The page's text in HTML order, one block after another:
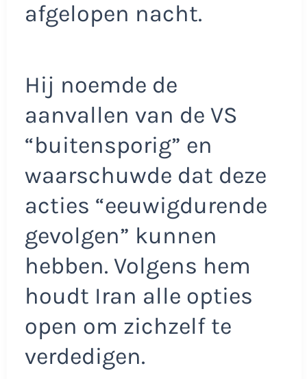
afgelopen nacht.
Hij noemde de
aanvallen van de VS
“buitensporig” en
waarschuwde dat deze
acties “eeuwigdurende
gevolgen” kunnen
hebben. Volgens hem
houdt Iran alle opties
open om zichzelf te
verdedigen.